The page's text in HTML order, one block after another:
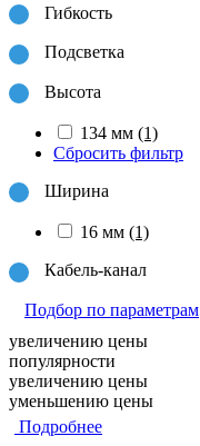
Гибкость
Подсветка
Высота
134 мм (1)
Сбросить фильтр
Ширина
16 мм (1)
Кабель-канал
Подбор по параметрам
увеличению цены
популярности
увеличению цены
уменьшению цены
Подробнее